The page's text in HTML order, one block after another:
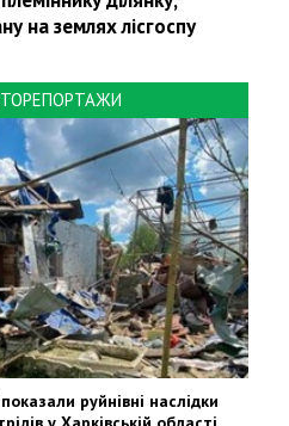
на землях лісгоспу
руйнівні наслідки